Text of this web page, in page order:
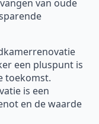
van oude
een pluspunt is
toekomst.
is een
en de waarde